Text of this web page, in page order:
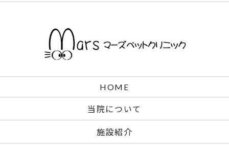
HOME
当院について
施設紹介